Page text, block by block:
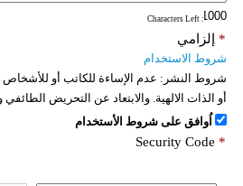
: Characters Left
إلزامي *
شروط الاستخدام
شروط النشر: عدم الإساءة للكاتب أو للأشخاص
أو الذات الالهية. والابتعاد عن التحريض
اُوافق على شروط الأستخدام
Security Code *